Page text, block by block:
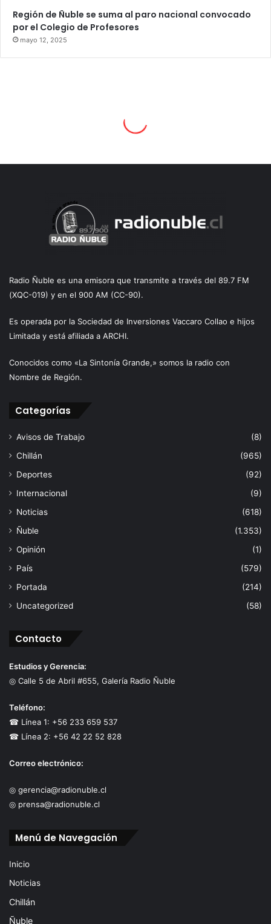
Región de Ñuble se suma al paro nacional convocado
por el Colegio de Profesores
mayo 12, 2025
Radio Ñuble es una emisora que transmite a través del 89.7 FM
(XQC-019) y en el 900 AM (CC-90).
Es operada por la Sociedad de Inversiones Vaccaro Collao e hijos
Limitada y está afiliada a ARCHI.
Conocidos como «La Sintonía Grande,» somos la radio con
Nombre de Región.
Categorías
Avisos de Trabajo
(8)
Chillán
(965)
Deportes
(92)
Internacional
(9)
Noticias
(618)
Ñuble
(1.353)
Opinión
(1)
País
(579)
Portada
(214)
Uncategorized
(58)
Contacto
Estudios y Gerencia:
◎ Calle 5 de Abril #655, Galería Radio Ñuble
Teléfono:
☎ Línea 1: +56 233 659 537
☎ Línea 2: +56 42 22 52 828
Correo electrónico:
◎ gerencia@radionuble.cl
◎ prensa@radionuble.cl
Menú de Navegación
Inicio
Noticias
Chillán
Ñuble